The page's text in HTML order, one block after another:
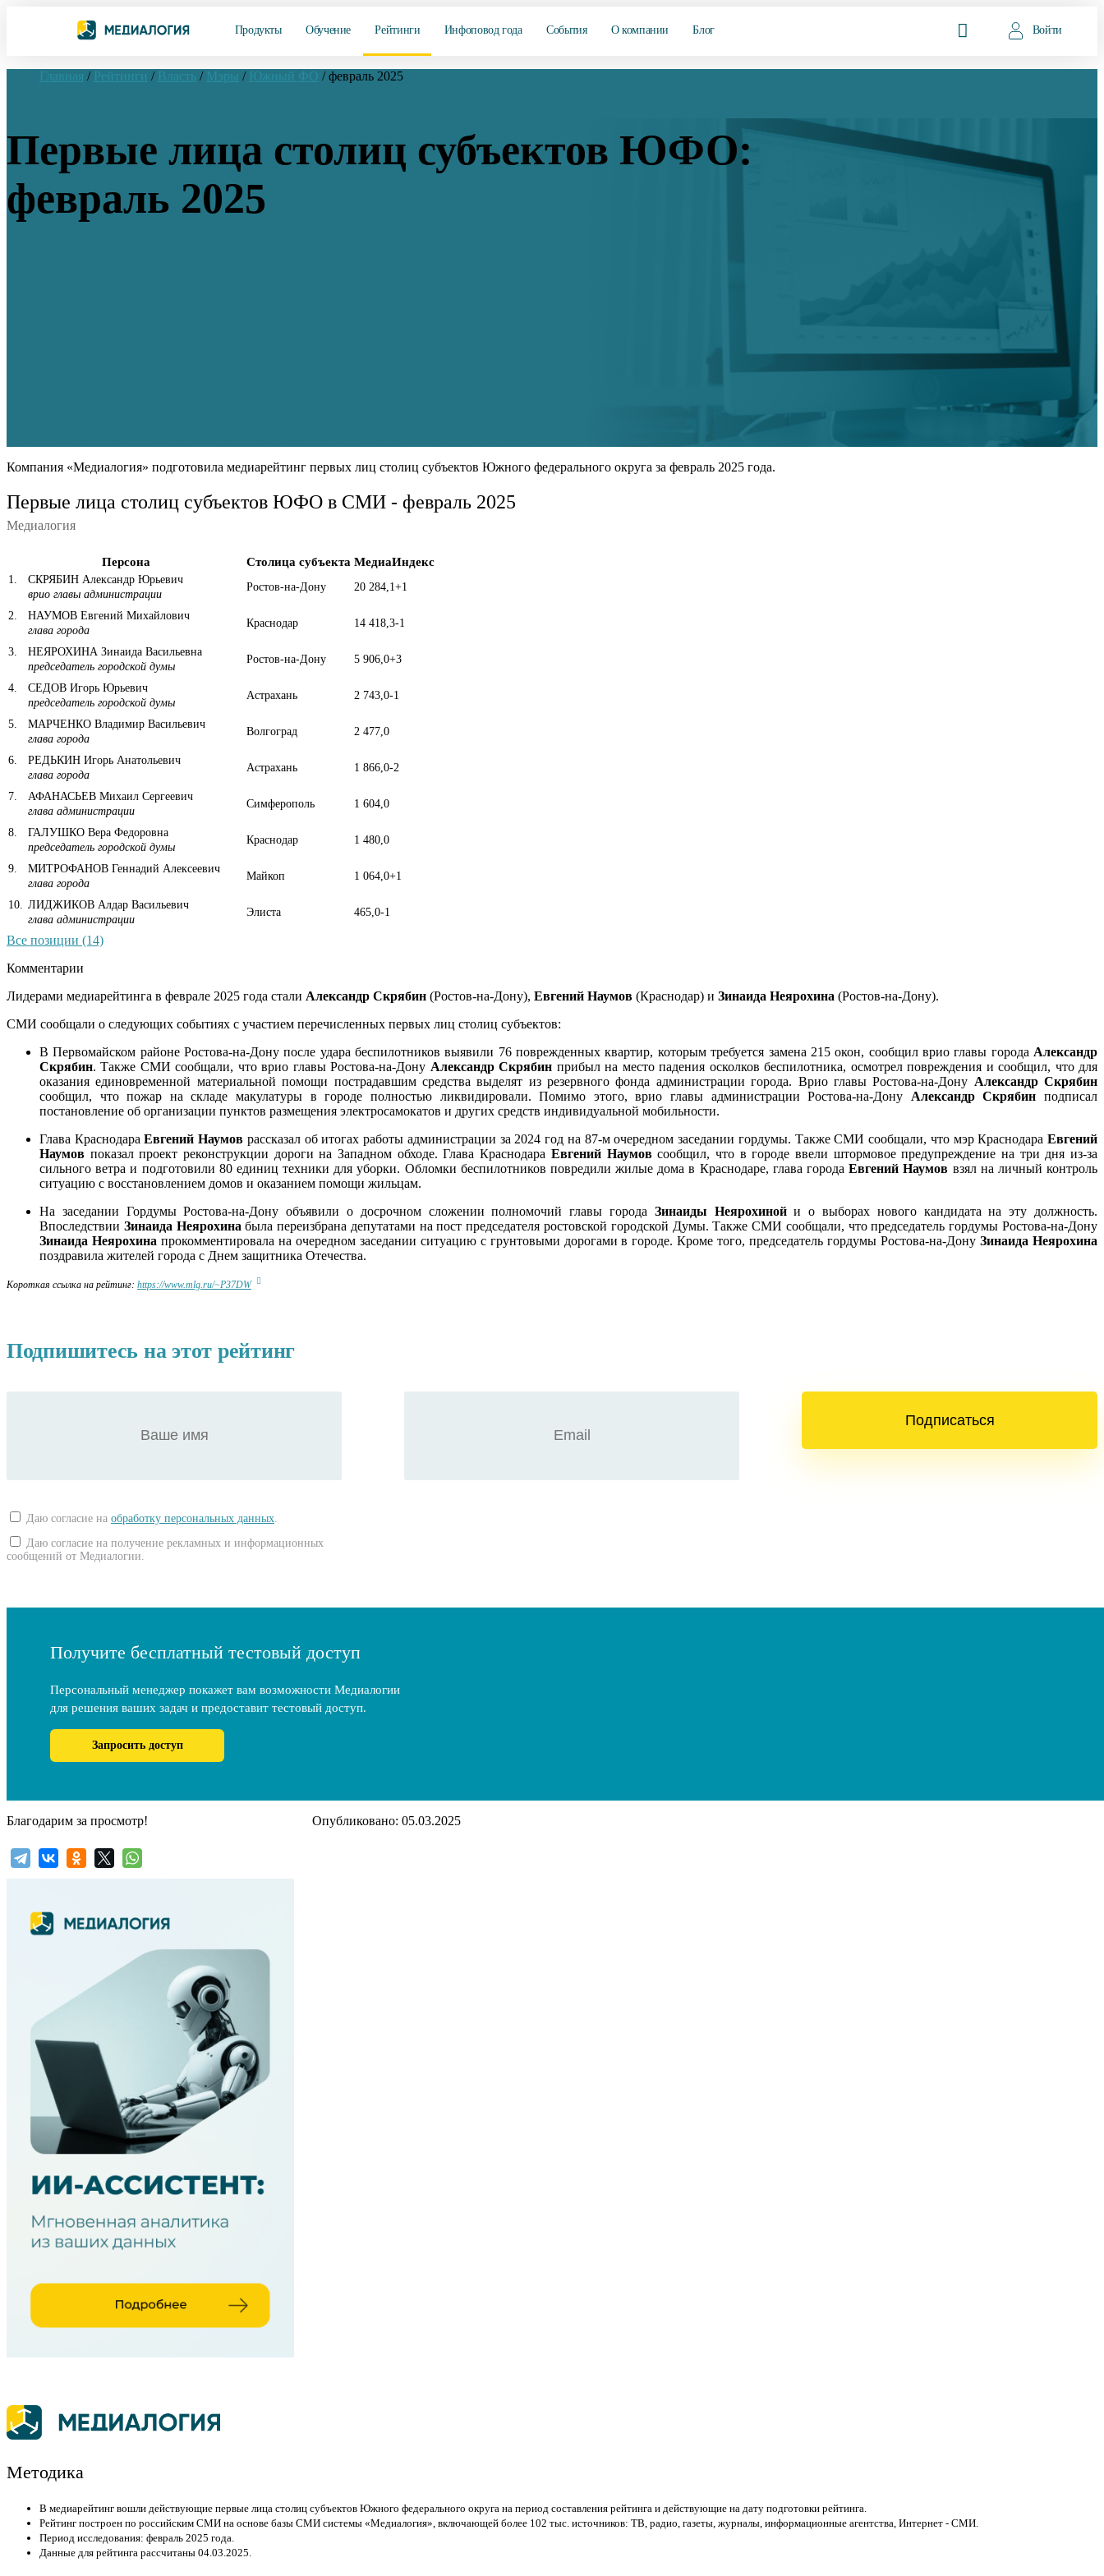
Продукты Обучение Рейтинги Инфоповод года События О компании Блог Войти
Главная / Рейтинги / Власть / Мэры / Южный ФО / февраль 2025
Первые лица столиц субъектов ЮФО:
февраль 2025
Компания «Медиалогия» подготовила медиарейтинг первых лиц столиц субъектов Южного федерального округа за февраль 2025 года.
Первые лица столиц субъектов ЮФО в СМИ - февраль 2025
Медиалогия
Персона Столица субъекта МедиаИндекс
1
СКРЯБИН Александр Юрьевич
врио главы администрации
Ростов-на-Дону 20 284,1 +1
2
НАУМОВ Евгений Михайлович
глава города
Краснодар 14 418,3-1
3
НЕЯРОХИНА Зинаида Васильевна
председатель городской думы
Ростов-на-Дону 5 906,0+3
4
СЕДОВ Игорь Юрьевич
председатель городской думы
Астрахань 2 743,0-1
5
МАРЧЕНКО Владимир Васильевич
глава города
Волгоград 2 477,0
6
РЕДЬКИН Игорь Анатольевич
глава города
Астрахань 1 866,0-2
7
АФАНАСЬЕВ Михаил Сергеевич
глава администрации
Симферополь 1 604,0
8
ГАЛУШКО Вера Федоровна
председатель городской думы
Краснодар 1 480,0
9
МИТРОФАНОВ Геннадий Алексеевич
глава города
Майкоп 1 064,0+1
10
ЛИДЖИКОВ Алдар Васильевич
глава администрации
Элиста 465,0-1
Все позиции (14)
Комментарии
Лидерами медиарейтинга в феврале 2025 года стали Александр Скрябин (Ростов-на-Дону), Евгений Наумов (Краснодар) и Зинаида Неярохина (Ростов-на-Дону).
СМИ сообщали о следующих событиях с участием перечисленных первых лиц столиц субъектов:
В Первомайском районе Ростова-на-Дону после удара беспилотников выявили 76 поврежденных квартир, которым требуется замена 215 окон, сообщил врио главы города Александр
Скрябин. Также СМИ сообщали, что врио главы Ростова-на-Дону Александр Скрябин прибыл на место падения осколков беспилотника, осмотрел повреждения и сообщил, что для
оказания единовременной материальной помощи пострадавшим средства выделят из резервного фонда администрации города. Врио главы Ростова-на-Дону Александр Скрябин
сообщил, что пожар на складе макулатуры в городе полностью ликвидировали. Помимо этого, врио главы администрации Ростова-на-Дону Александр Скрябин подписал
постановление об организации пунктов размещения электросамокатов и других средств индивидуальной мобильности.
Глава КраснодараЕвгений Наумов рассказал об итогах работы администрации за 2024 год на 87-м очередном заседании гордумы. Также СМИ сообщали, что мэр КраснодараЕвгений
Наумов показал проект реконструкции дороги на Западном обходе. Глава Краснодара Евгений Наумовсообщил, что в городе ввели штормовое предупреждение на три дня из-за
сильного ветра и подготовили 80 единиц техники для уборки. Обломки беспилотников повредили жилые дома в Краснодаре, глава городаЕвгений Наумов взял на личный контроль
ситуацию с восстановлением домов и оказанием помощи жильцам.
На заседании Гордумы Ростова-на-Дону объявили о досрочном сложении полномочий главы города Зинаиды Неярохинойи о выборах нового кандидата на эту должность.
Впоследствии Зинаида Неярохина была переизбрана депутатами на пост председателя ростовской городской Думы. Также СМИ сообщали, что председатель гордумы Ростова-на-Дону
Зинаида Неярохина прокомментировала на очередном заседании ситуацию с грунтовыми дорогами в городе. Кроме того, председатель гордумы Ростова-на-ДонуЗинаида Неярохина
поздравила жителей города с Днем защитника Отечества.
Короткая ссылка на рейтинг: https://www.mlg.ru/~P37DW
Подпишитесь на этот рейтинг
Даю согласие на обработку персональных данных
Даю согласие на получение рекламных и информационных
сообщений от Медиалогии.
Получите бесплатный тестовый доступ
Персональный менеджер покажет вам возможности Медиалогии
для решения ваших задач и предоставит тестовый доступ.
Запросить доступ
Благодарим за просмотр! Опубликовано: 05.03.2025
Методика
В медиарейтинг вошли действующие первые лица столиц субъектов Южного федерального округа на период составления рейтинга и действующие на дату подготовки рейтинга.
Рейтинг построен по российским СМИ на основе базы СМИ системы «Медиалогия», включающей более 102 тыс. источников: ТВ, радио, газеты, журналы, информационные агентства, Интернет - СМИ.
Период исследования: февраль 2025 года.
Данные для рейтинга рассчитаны 04.03.2025.